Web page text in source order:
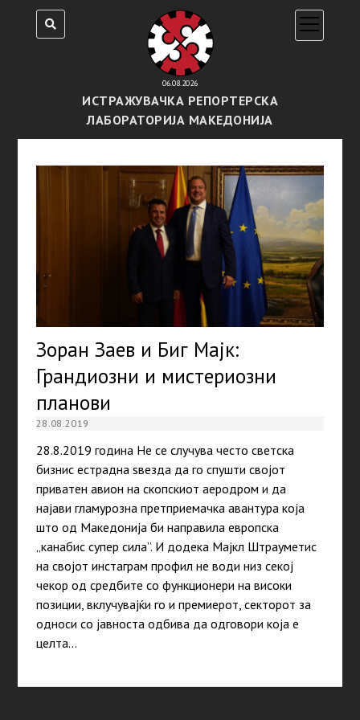
06.08.2026
ИСТРАЖУВАЧКА РЕПОРТЕРСКА
ЛАБОРАТОРИЈА МАКЕДОНИЈА
open
menu
Зоран Заев и Биг Мајк:
Грандиозни и мистериозни
планови
28.08.2019
28.8.2019 година Не се случува често светска
бизнис естрадна ѕвезда да го спушти својот
приватен авион на скопскиот аеродром и да
најави гламурозна претприемачка авантура која
што од Македонија би направила европска
„канабис супер сила”. И додека Мајкл Штрауметис
на својот инстаграм профил не води низ секој
чекор од средбите со функционери на високи
позиции, вклучувајќи го и премиерот, секторот за
односи со јавноста одбива да одговори која е
целта…